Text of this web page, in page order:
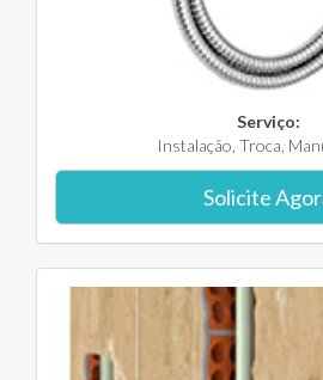
Serviço:
Instalação, Troca,
Solicite